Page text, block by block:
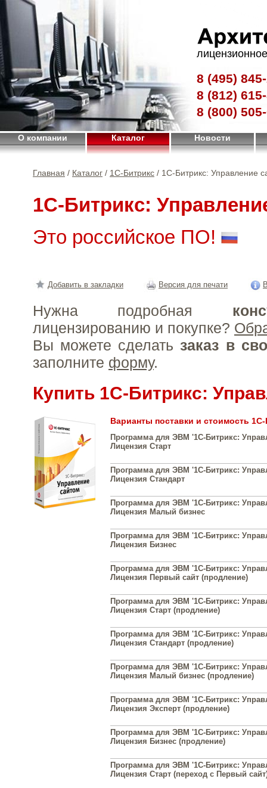
8 (495)
8 (812)
8 (800)
О компании Каталог Новости
Главная / Каталог / 1С-Битрикс / 1С-Битрикс: Управление
1С-Битрикс:
Это российское ПО!
Добавить в закладки Версия для печати
Нужна подробная
лицензированию и покупке?
Вы можете сделать заказ в
заполните форму.
Купить 1С-Битрикс:
Варианты поставки и стоимость
Программа для ЭВМ '1С-Битрикс:
Лицензия Старт
Программа для ЭВМ '1С-Битрикс:
Лицензия Стандарт
Программа для ЭВМ '1С-Битрикс:
Лицензия Малый бизнес
Программа для ЭВМ '1С-Битрикс:
Лицензия Бизнес
Программа для ЭВМ '1С-Битрикс:
Лицензия Первый сайт (продление)
Программа для ЭВМ '1С-Битрикс:
Лицензия Старт (продление)
Программа для ЭВМ '1С-Битрикс:
Лицензия Стандарт (продление)
Программа для ЭВМ '1С-Битрикс:
Лицензия Малый бизнес (продление)
Программа для ЭВМ '1С-Битрикс:
Лицензия Эксперт (продление)
Программа для ЭВМ '1С-Битрикс:
Лицензия Бизнес (продление)
Программа для ЭВМ '1С-Битрикс:
Лицензия Старт (переход с Первый